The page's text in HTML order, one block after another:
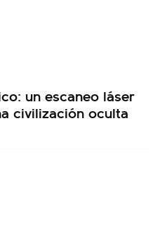
un escaneo láser
civilización oculta